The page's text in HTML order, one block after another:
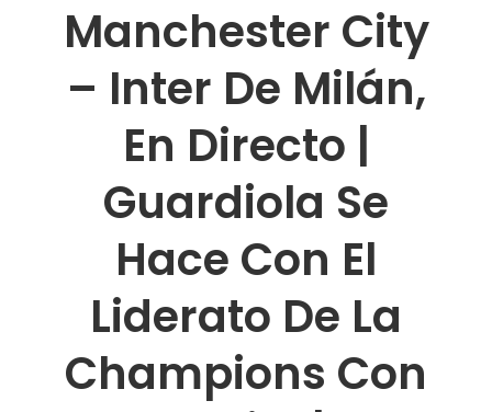
Manchester City
– Inter De Milán,
En Directo |
Guardiola Se
Hace Con El
Liderato De La
Champions Con